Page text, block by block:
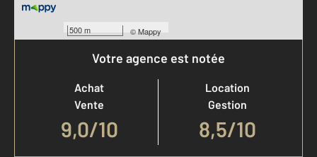
500 m ©Mappy
Votre agence est notée
Achat
Vente
9,0/10
Location
Gestion
8,5/10